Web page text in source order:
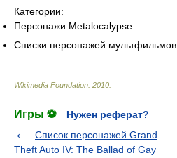
Категории:
Персонажи Metalocalypse
Списки персонажей мультфильмов
Wikimedia Foundation 2010
Игры ⚽
Нужен реферат?
Список персонажей Grand
Theft Auto IV: The Ballad of Gay